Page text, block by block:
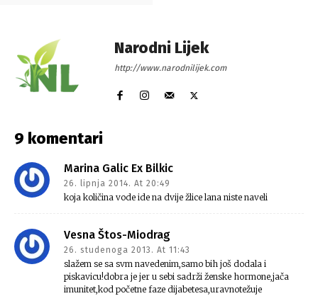
Narodni Lijek
http://www.narodnilijek.com
9 komentari
Marina Galic Ex Bilkic
26. lipnja 2014. At 20:49
koja količina vode ide na dvije žlice lana niste naveli
Vesna Štos-Miodrag
26. studenoga 2013. At 11:43
slažem se sa svm navedenim,samo bih još dodala i
piskavicu!dobra je jer u sebi sadrži ženske hormone,jača
imunitet,kod početne faze dijabetesa,uravnotežuje